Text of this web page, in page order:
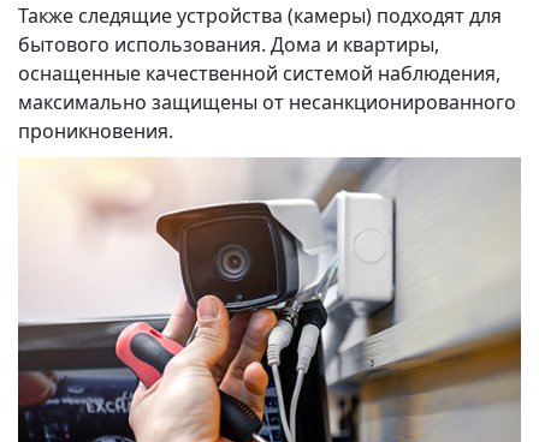
Также следящие устройства (камеры) подходят для
бытового использования. Дома и квартиры,
оснащенные качественной системой наблюдения,
максимально защищены от несанкционированного
проникновения.